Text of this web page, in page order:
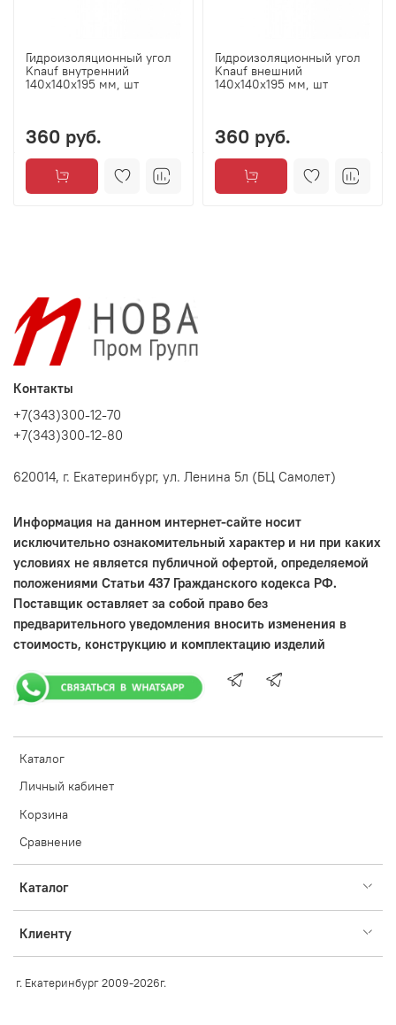
Гидроизоляционный угол
Knauf внутренний
140х140х195 мм, шт
360 руб.
Гидроизоляционный угол
Knauf внешний
140х140х195 мм, шт
360 руб.
Каталог
Личный кабинет
Корзина
Сравнение
Каталог
Клиенту
Контакты
+7(343)300-12-70
+7(343)300-12-80
620014, г. Екатеринбург, ул. Ленина 5л (БЦ Самолет)
Информация на данном интернет-сайте носит
исключительно ознакомительный характер и ни при каких
условиях не является публичной офертой, определяемой
положениями Статьи 437 Гражданского кодекса РФ.
Поставщик оставляет за собой право без
предварительного уведомления вносить изменения в
стоимость, конструкцию и комплектацию изделий
г. Екатеринбург 2009-2026г.